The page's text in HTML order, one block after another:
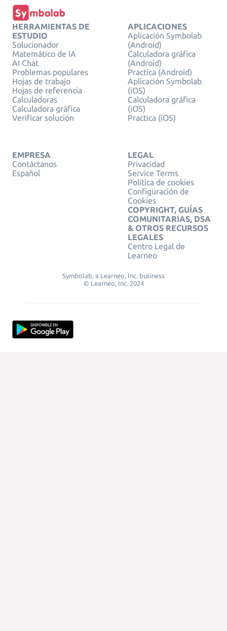
HERRAMIENTAS DE
ESTUDIO
Solucionador
Matemático de IA
AI Chat
Problemas populares
Hojas de trabajo
Hojas de referencia
Calculadoras
Calculadora gráfica
Verificar solución
APLICACIONES
Aplicación Symbolab
(Android)
Calculadora gráfica
(Android)
Practica (Android)
Aplicación Symbolab
(iOS)
Calculadora gráfica
(iOS)
Practica (iOS)
EMPRESA
Contáctanos
Español
LEGAL
Privacidad
Service Terms
Política de cookies
Configuración de
Cookies
COPYRIGHT, GUÍAS
COMUNITARIAS, DSA
& OTROS RECURSOS
LEGALES
Centro Legal de
Learneo
Symbolab, a Learneo, Inc. business
© Learneo, Inc. 2024